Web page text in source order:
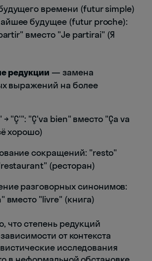
времени (futur simple)
будущее (futur proche):
вместо "Je partirai" (Я
редукции — замена
выражений на более
→ "Ç'": "Ç'va bien" вместо "Ça va
хорошо)
сокращений: "resto"
(ресторан)
разговорных синонимов:
вместо "livre" (книга)
что степень редукций
от контекста
исследования